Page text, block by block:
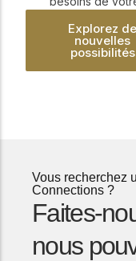
Explorez de
nouvelles
possibilités
Vous recherchez
Connections ?
Faites-
nous